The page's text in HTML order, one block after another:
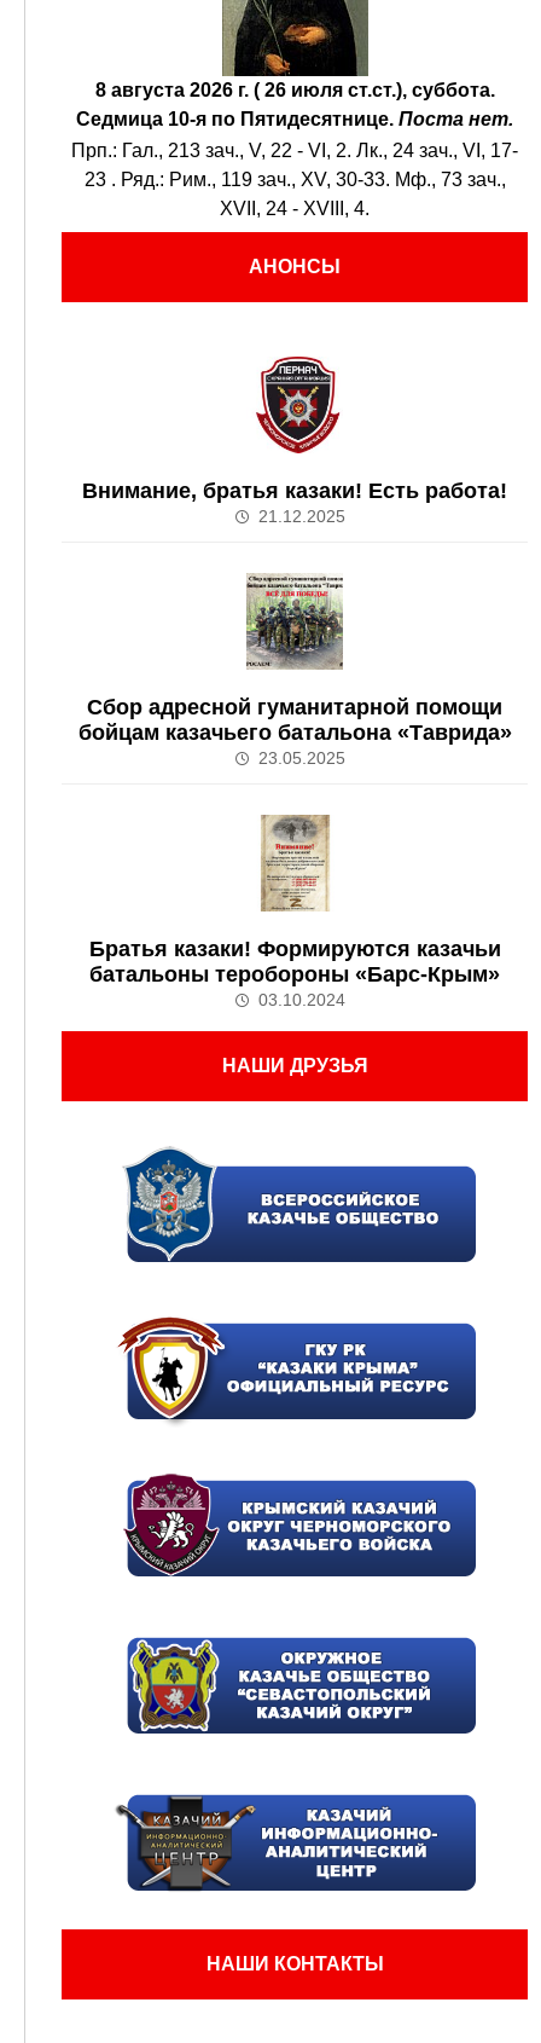
8 августа 2026 г. ( 26 июля ст.ст.), суббота.
Седмица 10-я по Пятидесятнице. Поста нет.
Прп.: Гал., 213 зач., V, 22 - VI, 2. Лк., 24 зач., VI, 17-
23 . Ряд.: Рим., 119 зач., XV, 30-33. Мф., 73 зач.,
XVII, 24 - XVIII, 4.
АНОНСЫ
Внимание, братья казаки! Есть работа!
21.12.2025
Сбор адресной гуманитарной помощи
бойцам казачьего батальона «Таврида»
23.05.2025
Братья казаки! Формируются казачьи
батальоны теробороны «Барс-Крым»
03.10.2024
НАШИ ДРУЗЬЯ
НАШИ КОНТАКТЫ